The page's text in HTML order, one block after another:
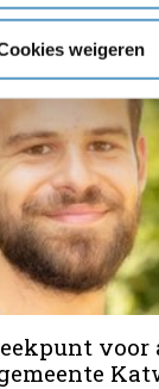
weigeren
voor